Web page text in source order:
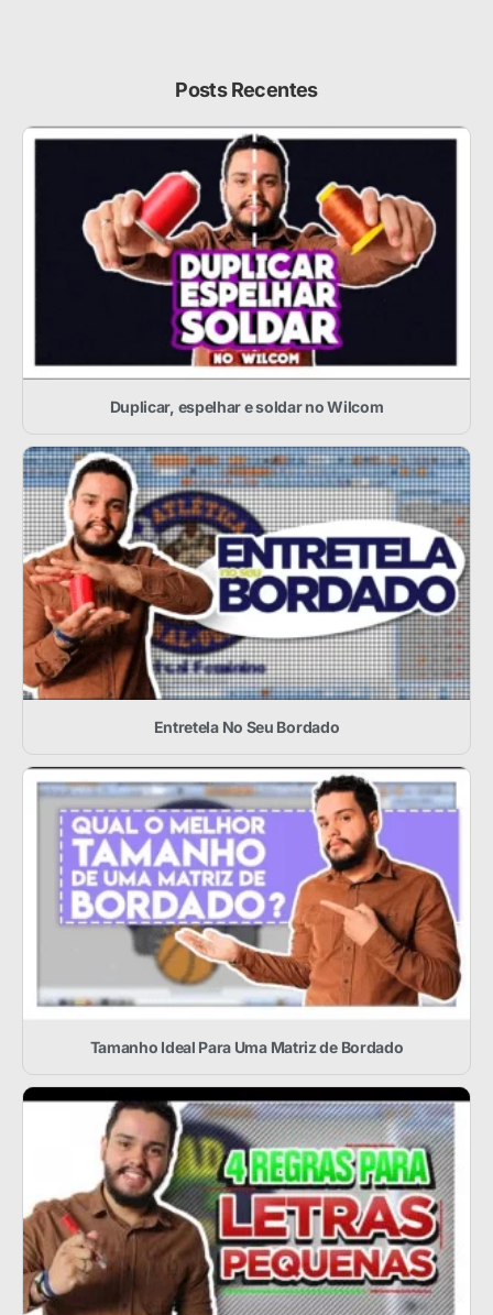
Posts Recentes
Duplicar, espelhar e soldar no Wilcom
Entretela No Seu Bordado
Tamanho Ideal Para Uma Matriz de Bordado